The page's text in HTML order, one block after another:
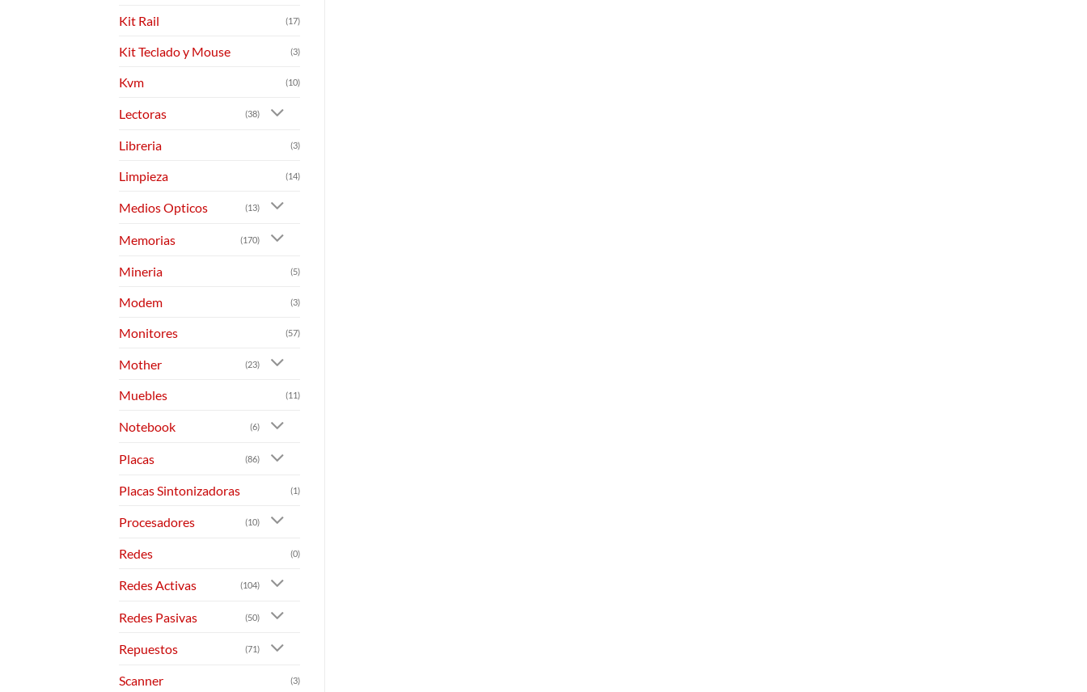
Kit Rail (17)
Kit Teclado y Mouse (3)
Kvm (10)
Lectoras (38)
Libreria (3)
Limpieza (14)
Medios Opticos (13)
Memorias (170)
Mineria (5)
Modem (3)
Monitores (57)
Mother (23)
Muebles (11)
Notebook (6)
Placas (86)
Placas Sintonizadoras (1)
Procesadores (10)
Redes (0)
Redes Activas (104)
Redes Pasivas (50)
Repuestos (71)
Scanner (3)